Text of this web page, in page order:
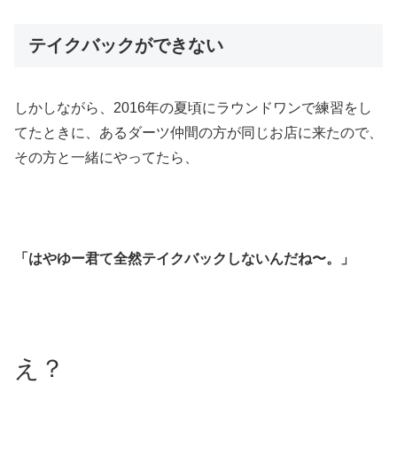
テイクバックができない
しかしながら、2016年の夏頃にラウンドワンで練習をし
てたときに、あるダーツ仲間の方が同じお店に来たので、
その方と一緒にやってたら、
「はやゆー君て全然テイクバックしないんだね〜。」
え？